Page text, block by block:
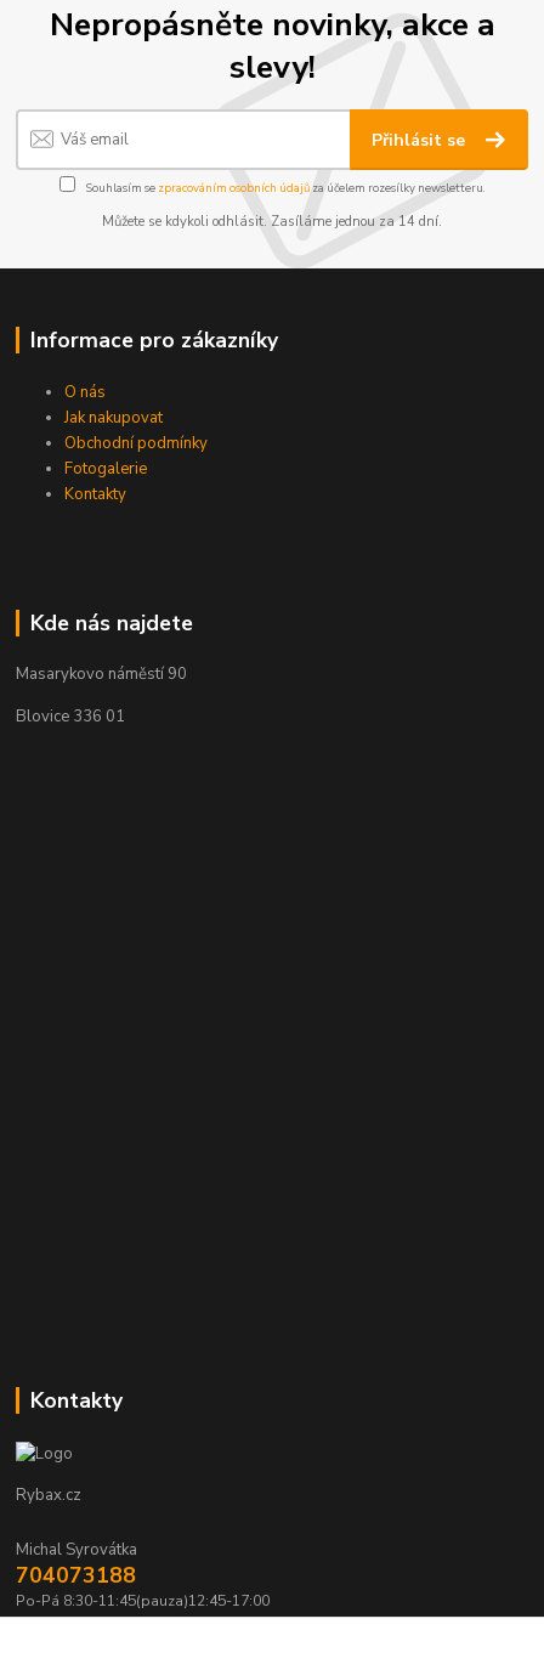
Nepropásněte novinky, akce a
slevy!
Přihlásit se
Souhlasím se zpracováním osobních údajůza účelem rozesílky newsletteru.
Můžete se kdykoli odhlásit. Zasíláme jednou za 14 dní.
Informace pro zákazníky
O nás
Jak nakupovat
Obchodní podmínky
Fotogalerie
Kontakty
Kde nás najdete
Masarykovo náměstí 90
Blovice 336 01
Kontakty
Rybax.cz
Michal Syrovátka
704073188
Po-Pá 8:30-11:45(pauza)12:45-17:00